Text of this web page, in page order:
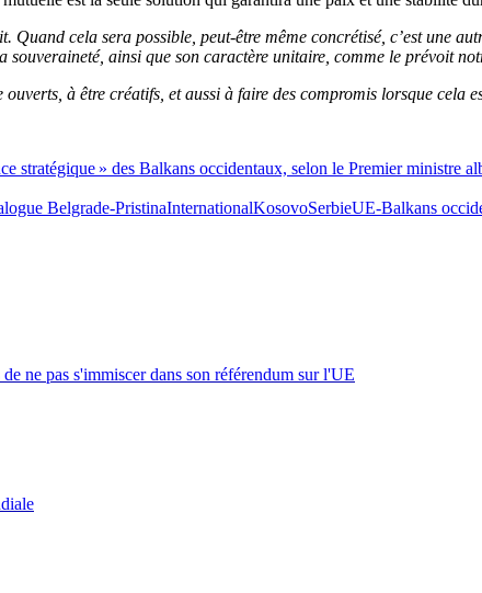
cela sera possible, peut-être même concrétisé, c’est une
ainsi que son caractère unitaire, comme le prévoit
à être créatifs, et aussi à faire des compromis lorsque
stratégique » des Balkans occidentaux, selon le Premier ministre
Belgrade-PristinaInternationalKosovoSerbieUE-Balkans
ne pas s'immiscer dans son référendum sur l'UE